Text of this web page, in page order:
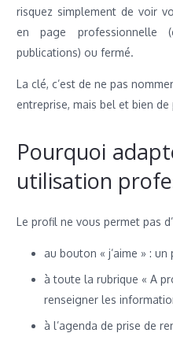
risquez simplement de voir
en page professionnelle
publications) ou fermé.
La clé, c’est de ne pas
entreprise, mais bel et bien
Pourquoi
utilisation
Le profil ne vous permet pas
au bouton « j’aime » :
à toute la rubrique « A
renseigner les
à l’agenda de prise de